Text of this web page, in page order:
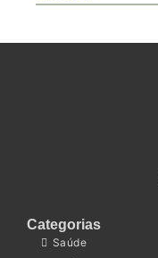
Categorias
Saúde